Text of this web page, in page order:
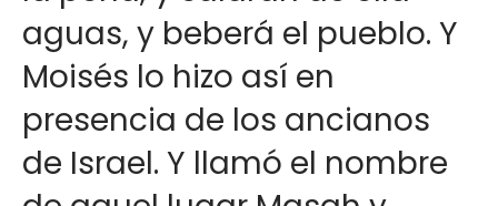
aguas, y beberá el pueblo. Y
Moisés lo hizo así en
presencia de los ancianos
de Israel. Y llamó el nombre